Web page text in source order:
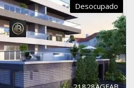
Desocupado